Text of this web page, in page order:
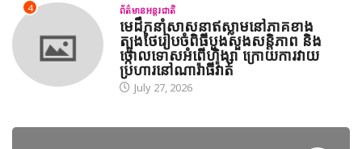
4 ព័ត៌មានអន្តរជាតិ
មេដឹកនាំសាសនាឥស្លាមនៅភាគខាង
ត្បូងថៃរៀបចំពិធីបួងសួងសន្តិភាព និង
ថ្កោលទោសអំពើហិង្សា ក្រោយការវាយ
ប្រហារនៅណារ៉ាធីវ៉ាត់
July 27, 2026